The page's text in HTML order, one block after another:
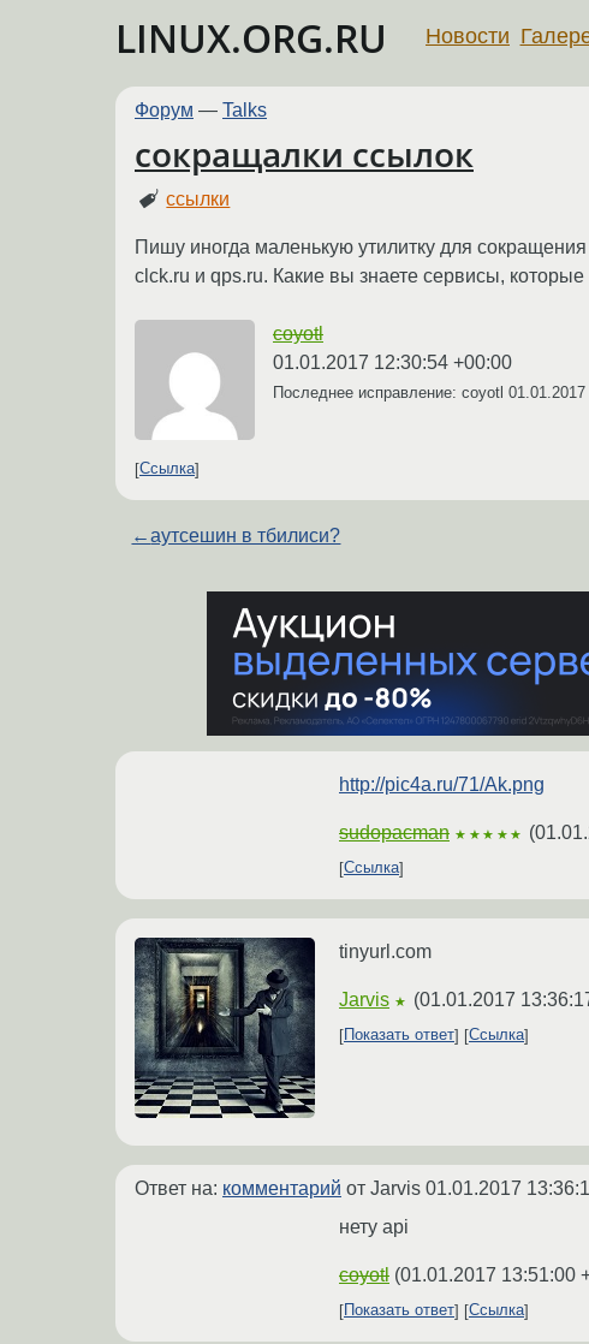
LINUX.ORG.RU Новости
Форум — Talks
сокращалки ссылок
ссылки
Пишу иногда маленькую утилитку для
clck.ru и qps.ru. Какие вы знаете сервисы,
coyotl
01.01.2017 12:30:54 +00:00
Последнее исправление: coyotl
Ссылка
←аутсешин в тбилиси?
http://pic4a.ru/71/Ak.png
sudopacman ★★★★★ (
Ссылка
tinyurl.com
Jarvis ★ (01.01.2017
Показать ответ Ссылка
Ответ на: комментарий от Jarvis 01.01.2017
нету api
coyotl (01.01.2017 13:51:00
Показать ответ
Ссылка